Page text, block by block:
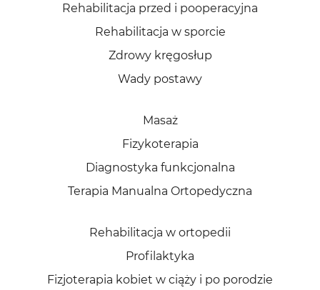
Rehabilitacja przed i pooperacyjna
Rehabilitacja w sporcie
Zdrowy kręgosłup
Wady postawy
Masaż
Fizykoterapia
Diagnostyka funkcjonalna
Terapia Manualna Ortopedyczna
Rehabilitacja w ortopedii
Profilaktyka
Fizjoterapia kobiet w ciąży i po porodzie